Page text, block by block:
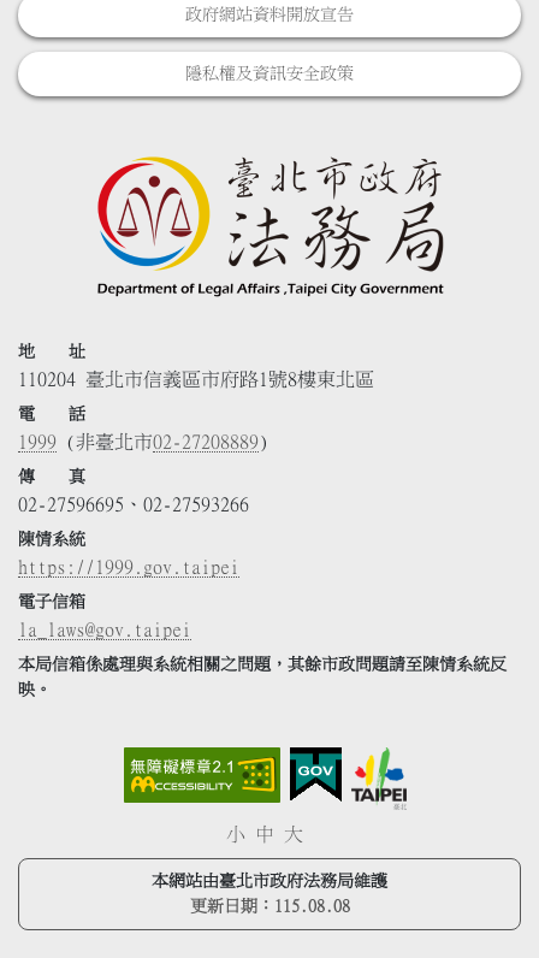
政府網站資料開放宣告
隱私權及資訊安全政策
地 址
110204 臺北市信義區市府路1號8樓東北區
電 話
1999 (非臺北市02-27208889)
傳 真
02-27596695、02-27593266
陳情系統
https://1999.gov.taipei
電子信箱
la_laws@gov.taipei
本局信箱係處理與系統相關之問題，其餘市政問題請至陳情系統反
映。
小 中 大
本網站由臺北市政府法務局維護
更新日期： 115.08.08